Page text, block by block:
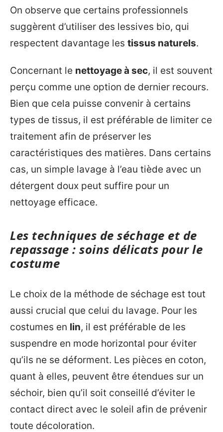
On observe que certains professionnels
suggèrent d’utiliser des lessives bio, qui
respectent davantage les tissus naturels.
Concernant le nettoyage à sec, il est souvent
perçu comme une option de dernier recours.
Bien que cela puisse convenir à certains
types de tissus, il est préférable de limiter ce
traitement afin de préserver les
caractéristiques des matières. Dans certains
cas, un simple lavage à l’eau tiède avec un
détergent doux peut suffire pour un
nettoyage efficace.
Les techniques de séchage et de
repassage : soins délicats pour le
costume
Le choix de la méthode de séchage est tout
aussi crucial que celui du lavage. Pour les
costumes en lin, il est préférable de les
suspendre en mode horizontal pour éviter
qu’ils ne se déforment. Les pièces en coton,
quant à elles, peuvent être étendues sur un
séchoir, bien qu’il soit conseillé d’éviter le
contact direct avec le soleil afin de prévenir
toute décoloration.